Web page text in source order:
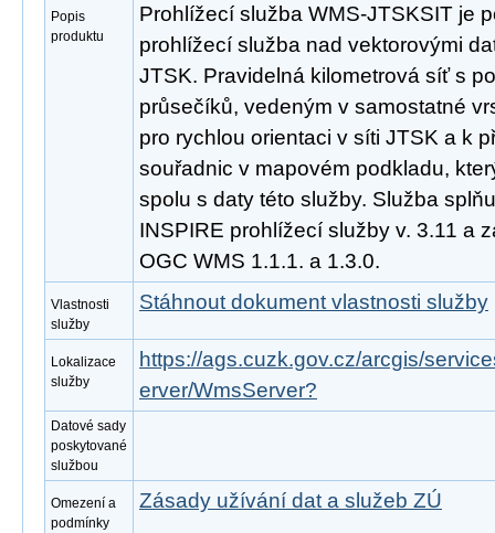
Popis
produktu
Prohlížecí služba WMS-JTSKSIT je
prohlížecí služba nad vektorovými
JTSK. Pravidelná kilometrová síť s
průsečíků, vedeným v samostatné
pro rychlou orientaci v síti JTSK a k
souřadnic v mapovém podkladu,
spolu s daty této služby. Služba
INSPIRE prohlížecí služby v. 3.11 a
OGC WMS 1.1.1. a 1.3.0.
Vlastnosti
služby
Stáhnout dokument vlastnosti služby
Lokalizace
služby
https://ags.cuzk.gov.cz/arcgis/
erver/WmsServer?
Datové sady
poskytované
službou
Omezení a
podmínky
Zásady užívání dat a služeb ZÚ